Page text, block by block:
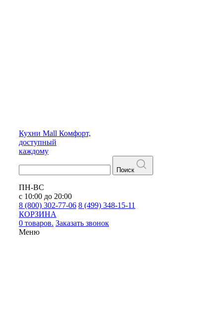
Кухни Mall Комфорт,
доступный
каждому
Поиск
ПН-ВС
с 10:00 до 20:00
8 (800) 302-77-06 8 (499) 348-15-11
КОРЗИНА
0 товаров. Заказать звонок
Меню